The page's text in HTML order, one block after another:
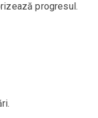
progresul.